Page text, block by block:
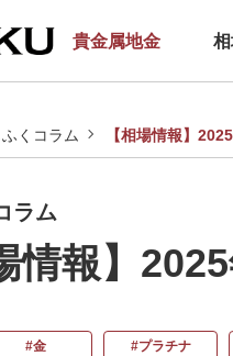
貴金属地金
くコラム 【相場情報】
ラム
情報】
#金 #プラチナ